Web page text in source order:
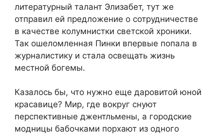
литературный талант Элизабет, тут же
отправил ей предложение о сотрудничестве
в качестве колумнистки светской хроники.
Так ошеломленная Пинки впервые попала в
журналистику и стала освещать жизнь
местной богемы.
Казалось бы, что нужно еще даровитой юной
красавице? Мир, где вокруг снуют
перспективные джентльмены, а городские
модницы бабочками порхают из одного